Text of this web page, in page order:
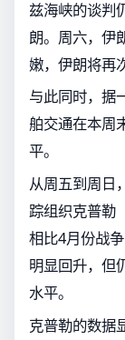
兹海峡的谈判
朗。周六，伊
嫩，伊朗将再
与此同时，据
舶交通在本周
平。
从周五到周日
踪组织克普勒
相比4月份战
明显回升，但
水平。
克普勒的数据